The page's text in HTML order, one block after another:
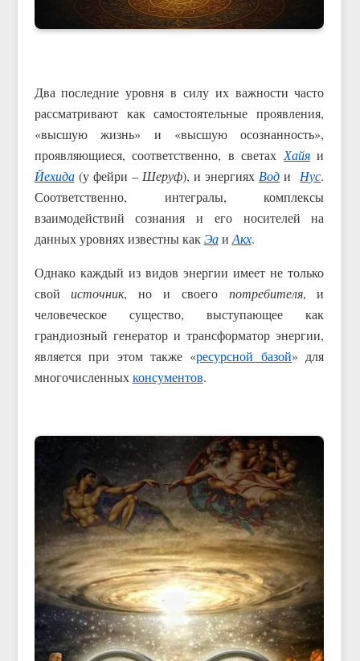
Два последние уровня в силу их важности часто
рассматривают как самостоятельные проявления,
«высшую жизнь» и «высшую осознанность»,
проявляющиеся, соответственно, в светах Хайяи
Йехида(у фейри – Шеруф), и энергиях Вод и Нус.
Соответственно, интегралы, комплексы
взаимодействий сознания и его носителей на
данных уровнях известны какЭаи Акх.
Однако каждый из видов энергии имеет не только
свойисточник, но и своего потребителя, и
человеческое существо, выступающее как
грандиозный генератор и трансформатор энергии,
является при этом также «ресурсной базой» для
многочисленныхконсументов.